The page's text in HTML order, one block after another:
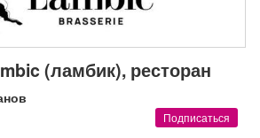
Транспорт
Проекты
(ламбик), ресторан
Подписаться